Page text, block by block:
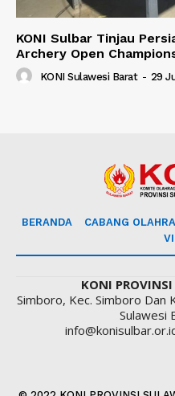
KONI Sulbar Tinjau
Archery Open
KONI Sulawesi Barat - 29
BERANDA CABANG
KONI
Simboro, Kec. Simboro Dan
Sulawesi